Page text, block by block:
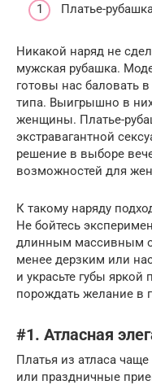
Платье-
Никакой наряд не
мужская рубашка.
готовы нас баловать
типа. Выигрышно в них
женщины. Платье-
экстравагантной
решение в выборе
возможностей для
К такому наряду
Не бойтесь
длинным массивным
менее дерзким или
и украсьте губы
порождать желание в
#1. Атласная
Платья из атласа
или праздничные